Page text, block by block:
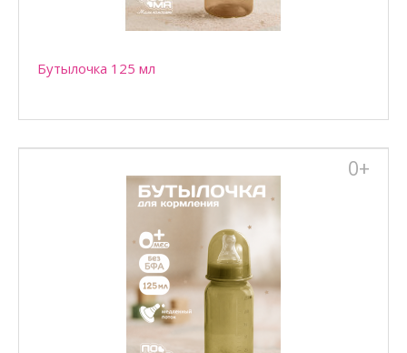
Бутылочка 125 мл для кормления детей с рождения,
находящихся на смешанном или искусственном вскармли..
Бутылочка 125 мл
0+